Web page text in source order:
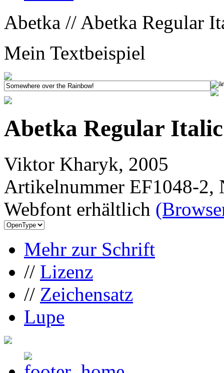
Abetka // Abetka Regular
Mein Textbeispiel
Abetka Regular Italic
Viktor Kharyk, 2005
Artikelnummer EF1048-2,
Webfont erhältlich
Mehr zur Schrift
// Lizenz
// Zeichensatz
Lupe